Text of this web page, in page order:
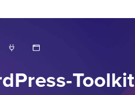
Toolkit